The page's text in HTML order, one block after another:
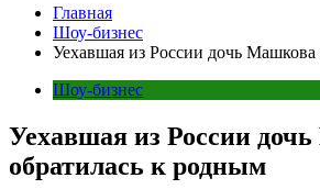
Главная
Шоу-бизнес
Уехавшая из России дочь
Шоу-бизнес
Уехавшая из России
обратилась к родным